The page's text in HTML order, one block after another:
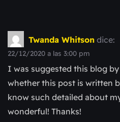
Twanda Whitson dice:
22/12/2020 a las 3:00 pm
I was suggested this blog
whether this post is written
know such detailed about
wonderful! Thanks!